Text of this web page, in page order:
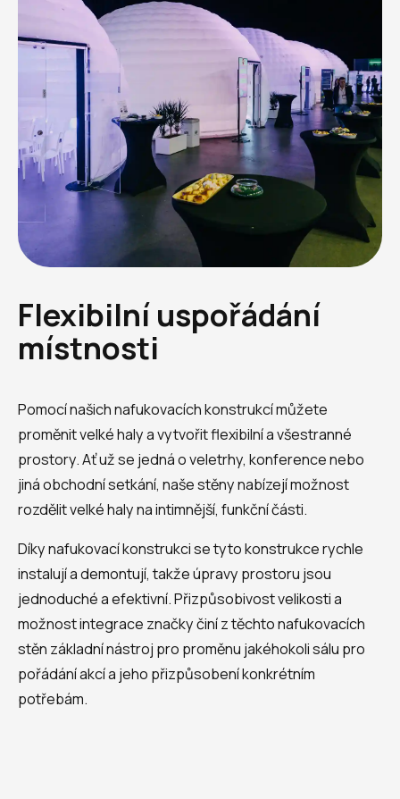
Flexibilní uspořádání
místnosti
Pomocí našich nafukovacích konstrukcí můžete
proměnit velké haly a vytvořit flexibilní a všestranné
prostory. Ať už se jedná o veletrhy, konference nebo
jiná obchodní setkání, naše stěny nabízejí možnost
rozdělit velké haly na intimnější, funkční části.
Díky nafukovací konstrukci se tyto konstrukce rychle
instalují a demontují, takže úpravy prostoru jsou
jednoduché a efektivní. Přizpůsobivost velikosti a
možnost integrace značky činí z těchto nafukovacích
stěn základní nástroj pro proměnu jakéhokoli sálu pro
pořádání akcí a jeho přizpůsobení konkrétním
potřebám.